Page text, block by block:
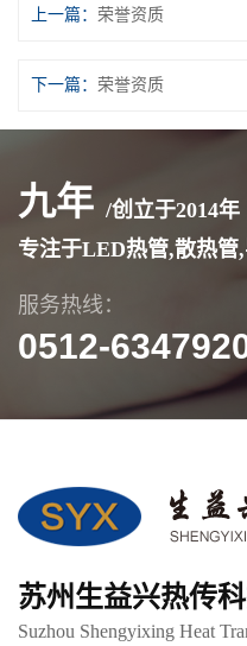
上一篇： 荣誉资质
下一篇： 荣誉资质
九年 /创立于2014年
专注于LED热管,散热管
服务热线：
0512-
苏州生益兴热传
Suzhou Shengyixing Heat